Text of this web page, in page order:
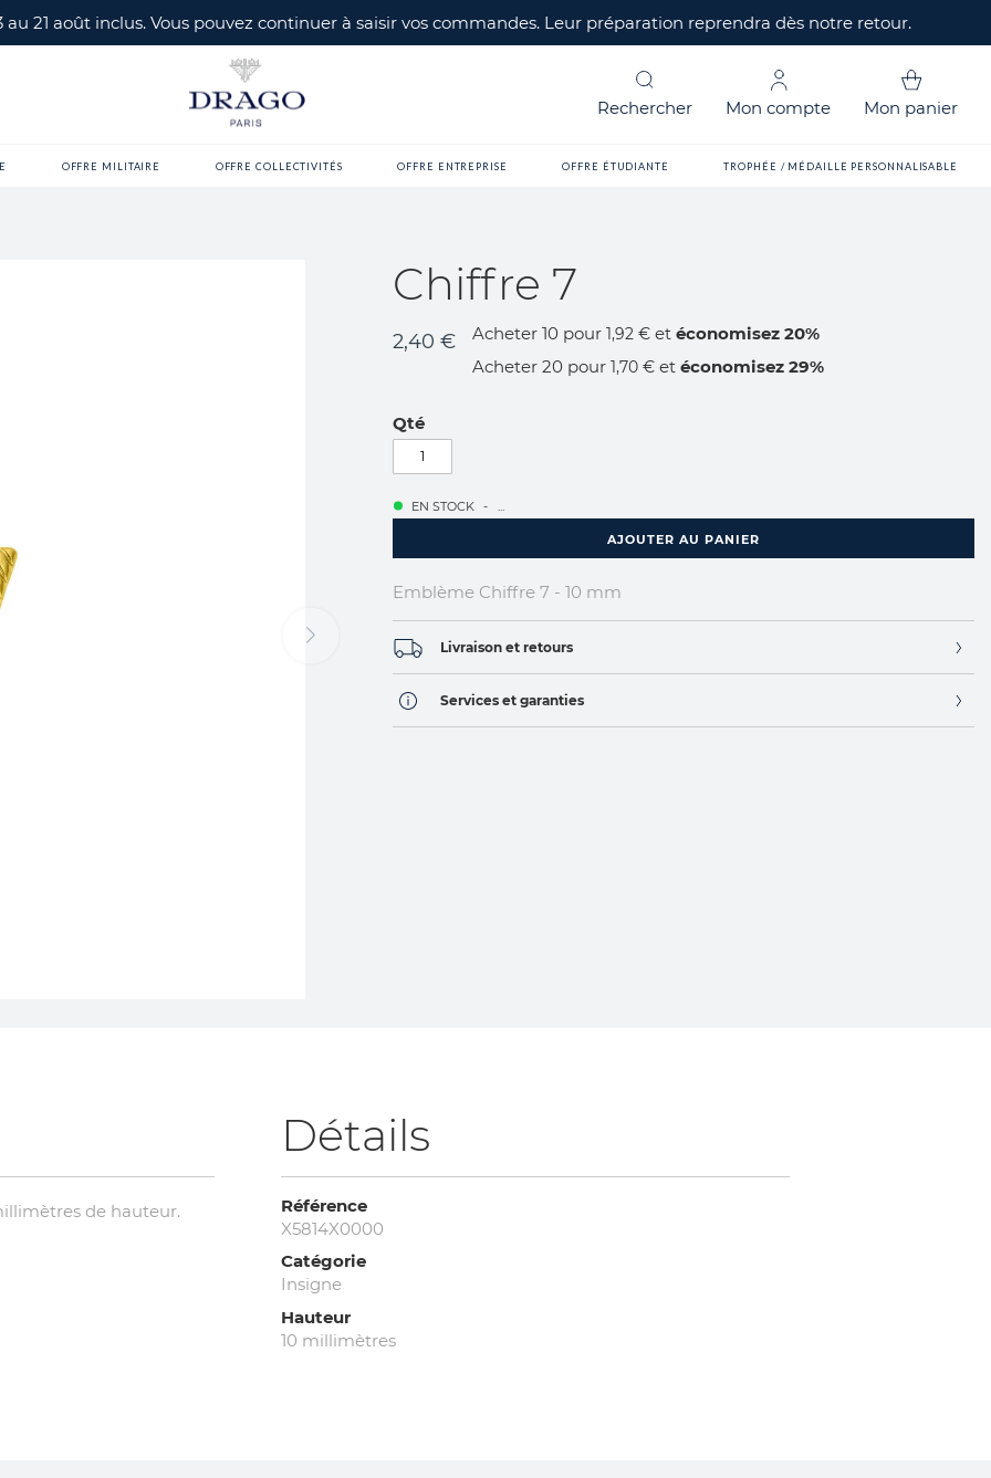
21 août inclus. Vous pouvez continuer à saisir vos commandes. Leur préparation reprendra dès notre retour.
OFFRE MILITAIRE OFFRE COLLECTIVITÉS OFFRE ENTREPRISE OFFRE ÉTUDIANTE TROPHÉE / MÉDAILLE PERSONNALISABLE
Rechercher Mon compte Mon panier
Chiffre 7
2,40 € Acheter 10 pour1,92 € etéconomisez 20%
Acheter 20 pour1,70 € etéconomisez 29%
Qté
EN STOCK ...
AJOUTER AU PANIER
Emblème Chiffre 7 - 10 mm
Livraison et retours
Services et garanties
de hauteur.
Détails
Référence
X5814X0000
Catégorie
Insigne
Hauteur
10 millimètres